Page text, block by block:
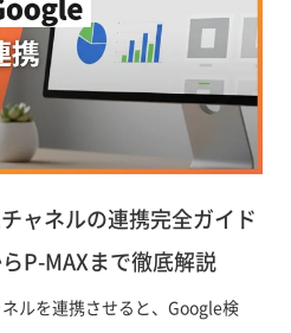
ャネルの連携完全ガイド
P-MAXまで徹底解説
ルを連携させると、Google検